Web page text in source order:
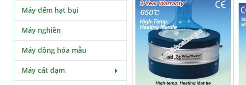
Máy đếm hạt bụi
Máy nghiền
Máy đồng hóa mẫu
Máy cất đạm